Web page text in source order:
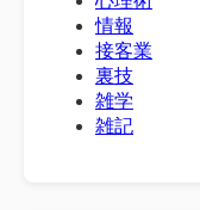
情報
接客業
裏技
雑学
雑記